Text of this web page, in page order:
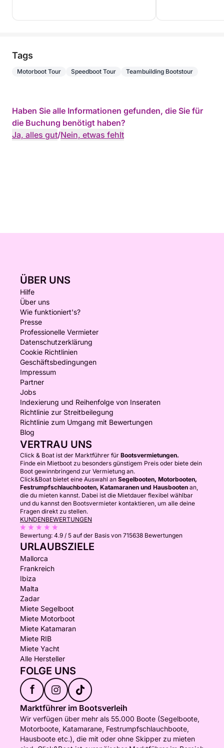
Tags
Motorboot Tour Speedboot Tour Teambuilding Bootstour
Haben Sie alle Informationen gefunden, die Sie für
die Buchung benötigt haben?
Ja, alles gut/Nein, etwas fehlt
ÜBER UNS
Hilfe
Über uns
Wie funktioniert's?
Presse
Professionelle Vermieter
Datenschutzerklärung
Cookie Richtlinien
Geschäftsbedingungen
Impressum
Partner
Jobs
Indexierung und Reihenfolge von Inseraten
Richtlinie zur Streitbeilegung
Richtlinie zum Umgang mit Bewertungen
Blog
VERTRAU UNS
Click & Boat ist der Marktführer für Bootsvermietungen.
Finde ein Mietboot zu besonders günstigem Preis oder biete dein
Boot gewinnbringend zur Vermietung an.
Click&Boat bietet eine Auswahl an Segelbooten, Motorbooten,
Festrumpfschlauchbooten, Katamaranen und Hausbooten an,
die du mieten kannst. Dabei ist die Mietdauer flexibel wählbar
und du kannst den Bootsvermieter kontaktieren, um alle deine
Fragen direkt zu stellen.
KUNDENBEWERTUNGEN
Bewertung: 4.9 / 5 auf der Basis von 715638 Bewertungen
URLAUBSZIELE
Mallorca
Frankreich
Ibiza
Malta
Zadar
Miete Segelboot
Miete Motorboot
Miete Katamaran
Miete RIB
Miete Yacht
Alle Hersteller
FOLGE UNS
f
Marktführer im Bootsverleih
Wir verfügen über mehr als 55.000 Boote (Segelboote,
Motorboote, Katamarane, Festrumpfschlauchboote,
Hausboote etc.), die mit oder ohne Skipper zu mieten